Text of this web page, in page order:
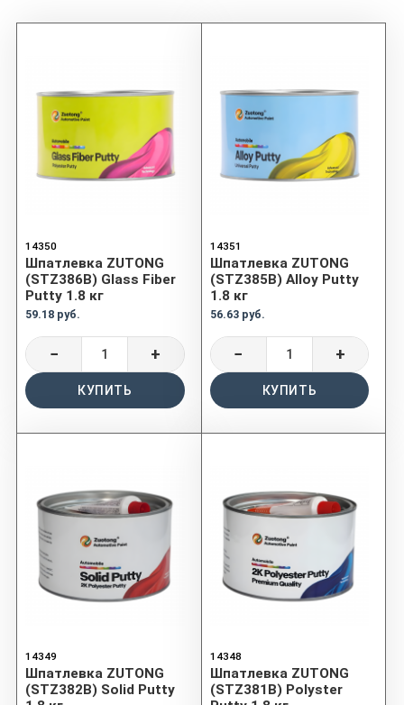
14350
Шпатлевка ZUTONG
(STZ386B) Glass Fiber
Putty 1.8 кг
59.18 руб.
− +
КУПИТЬ
14351
Шпатлевка ZUTONG
(STZ385B) Alloy Putty
1.8 кг
56.63 руб.
− +
КУПИТЬ
14349
Шпатлевка ZUTONG
(STZ382B) Solid Putty
14348
Шпатлевка ZUTONG
(STZ381B) Polyster